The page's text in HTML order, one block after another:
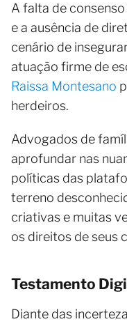
A falta de consenso
e a ausência de
cenário de
atuação firme de
Raissa Montesano
herdeiros.
Advogados de
aprofundar nas
políticas das
terreno
criativas e muitas
os direitos de seus
Testamento
Diante das